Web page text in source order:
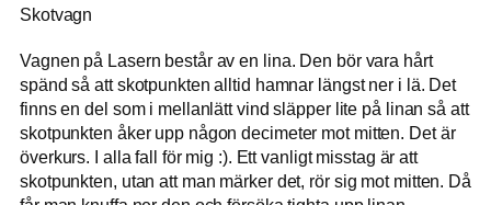
Skotvagn
Vagnen på Lasern består av en lina. Den bör vara hårt
spänd så att skotpunkten alltid hamnar längst ner i lä. Det
finns en del som i mellanlätt vind släpper lite på linan så att
skotpunkten åker upp någon decimeter mot mitten. Det är
överkurs. I alla fall för mig :). Ett vanligt misstag är att
skotpunkten, utan att man märker det, rör sig mot mitten. Då